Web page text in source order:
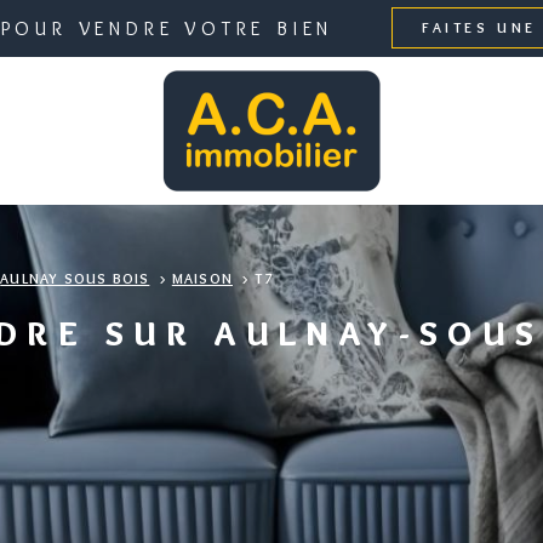
VENDRE VOTRE BIEN FAITES UNE
AULNAY SOUS BOIS MAISON T7
SUR AULNAY-